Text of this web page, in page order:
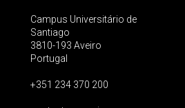
Campus Universitário de
Santiago
3810-193 Aveiro
Portugal
+351 234 370 200